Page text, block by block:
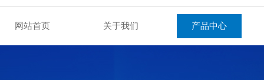
网站首页 关于我们 产品中心